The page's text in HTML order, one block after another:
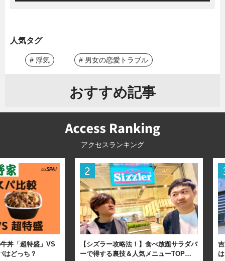
人気タグ
# 浮気 # 男女の恋愛トラブル
おすすめ記事
アクセスランキング
丼「超特盛」VS
はどっち？
【シズラー攻略法！】食べ放題サラダバ
ーで得する裏技＆人気メニューTOP…